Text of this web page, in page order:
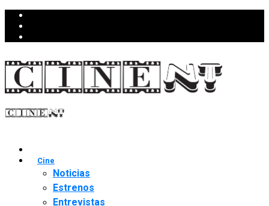
Cine
Noticias
Estrenos
Entrevistas